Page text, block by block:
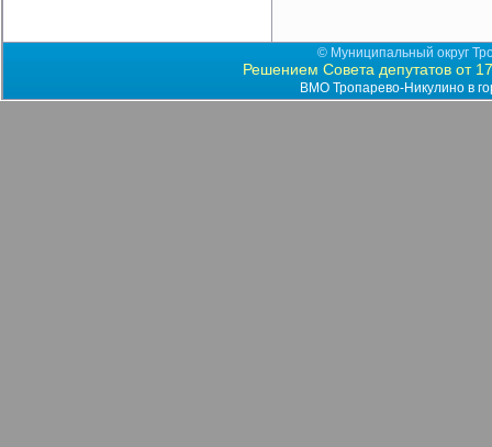
© Муниципальный округ
Решением Совета депутатов от
ВМО Тропарево-Никулино в